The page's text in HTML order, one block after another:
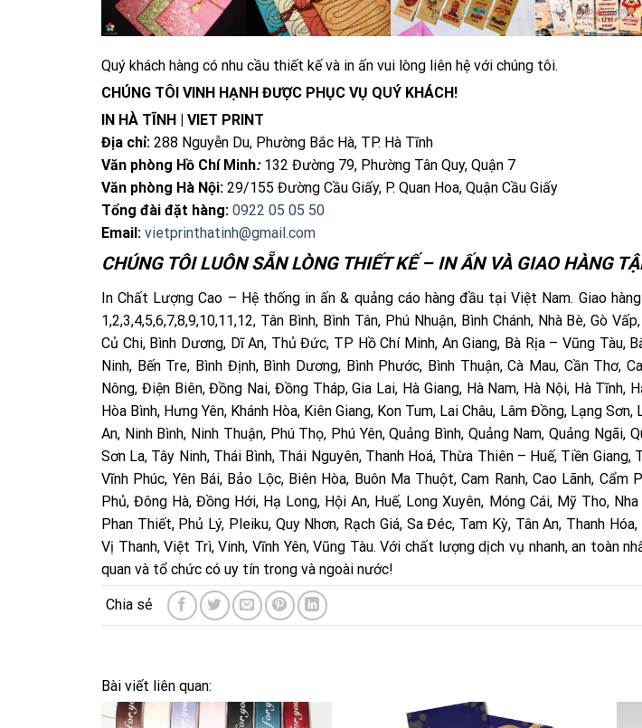
Quý khách hàng có nhu cầu thiết kế và in ấn vui lòng liên hệ với chúng tôi.
CHÚNG TÔI VINH HẠNH ĐƯỢC PHỤC VỤ QUÝ KHÁCH!
IN HÀ TĨNH | VIET PRINT
Địa chỉ: 288 Nguyễn Du, Phường Bắc Hà, TP. Hà Tĩnh
Văn phòng Hồ Chí Minh:132 Đường 79, Phường Tân Quy, Quận 7
Văn phòng Hà Nội: 29/155 Đường Cầu Giấy, P. Quan Hoa, Quận Cầu Giấy
Tổng đài đặt hàng: 0922 05 05 50
Email: vietprinthatinh@gmail.com
CHÚNG TÔI LUÔN SẴN LÒNG THIẾT KẾ – IN ẤN VÀ GIAO HÀNG
In Chất Lượng Cao – Hệ thống in ấn & quảng cáo hàng đầu tại Việt Nam. Giao
1,2,3,4,5,6,7,8,9,10,11,12, Tân Bình, Bình Tân, Phú Nhuận, Bình Chánh, Nhà Bè, Gò
Củ Chi, Bình Dương, Dĩ An, Thủ Đức, TP Hồ Chí Minh, An Giang, Bà Rịa – Vũng Tàu,
Ninh, Bến Tre, Bình Định, Bình Dương, Bình Phước, Bình Thuận, Cà Mau, Cần Thơ,
Nông, Điện Biên, Đồng Nai, Đồng Tháp, Gia Lai, Hà Giang, Hà Nam, Hà Nội, Hà Tĩnh,
Hòa Bình, Hưng Yên, Khánh Hòa, Kiên Giang, Kon Tum, Lai Châu, Lâm Đồng, Lạng
An, Ninh Bình, Ninh Thuận, Phú Thọ, Phú Yên, Quảng Bình, Quảng Nam, Quảng Ngãi,
Sơn La, Tây Ninh, Thái Bình, Thái Nguyên, Thanh Hoá, Thừa Thiên – Huế, Tiền Giang,
Vĩnh Phúc, Yên Bái, Bảo Lộc, Biên Hòa, Buôn Ma Thuột, Cam Ranh, Cao Lãnh,
Phủ, Đông Hà, Đồng Hới, Hạ Long, Hội An, Huế, Long Xuyên, Móng Cái, Mỹ Tho,
Phan Thiết, Phủ Lý, Pleiku, Quy Nhơn, Rạch Giá, Sa Đéc, Tam Kỳ, Tân An, Thanh
Vị Thanh, Việt Trì, Vinh, Vĩnh Yên, Vũng Tàu. Với chất lượng dịch vụ nhanh, an toàn
quan và tổ chức có uy tín trong và ngoài nước!
Bài viết liên quan: